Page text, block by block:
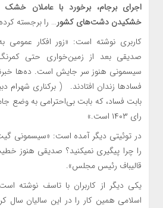
اجرای برجام، برخورد با عاملان
خشکیدن دشت‌های کشور… را برجسته
کاربری نوشته است: «زور افکار عمومی
صدیقی بعد از زمین‌خواری حتی
سیسمونی هنوز سر جایش است. ده‌ها
فسادها زندان افتادند. ( برکناری شهرام
بابت فساد، که بابت بی‌احترامی به وضع
رای ۱۴۰۳ است.»
در توئیتی دیگر آمده است: «سیسمونی
را چرا پیگیری نمیکنید؟ صدیقی هنوز
قالیباف رئیس مجلس».
یکی دیگر از کاربران با تاسف نوشته
اسلامی همین کار را در این سالیان سال